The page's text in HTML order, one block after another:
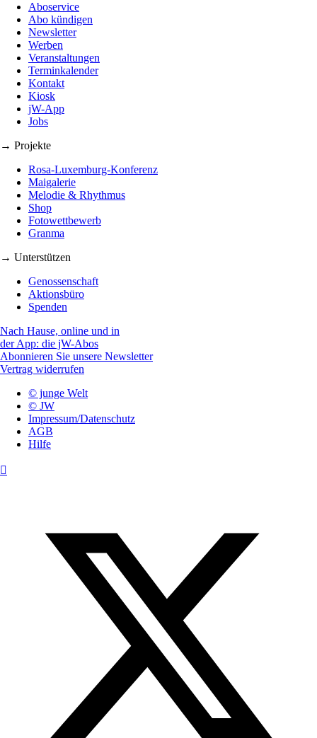
Aboservice
Abo kündigen
Newsletter
Werben
Veranstaltungen
Terminkalender
Kontakt
Kiosk
jW-App
Jobs
→ Projekte
Rosa-Luxemburg-Konferenz
Maigalerie
Melodie & Rhythmus
Shop
Fotowettbewerb
Granma
→ Unterstützen
Genossenschaft
Aktionsbüro
Spenden
Nach Hause, online und in
der App: die jW-Abos
Abonnieren Sie unsere Newsletter
Vertrag widerrufen
© junge Welt
© JW
Impressum/Datenschutz
AGB
Hilfe